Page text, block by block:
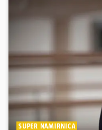
SUPER NAMIRNICA